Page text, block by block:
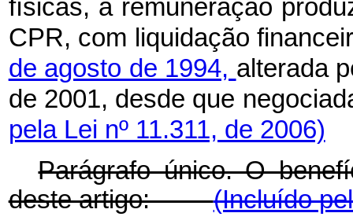
físicas, a remuneração
CPR, com liquidação
de agosto de 1994, alterada
de 2001, desde que
pela Lei nº 11.311, de 2006)
Parágrafo único. O
deste artigo:(Incluído